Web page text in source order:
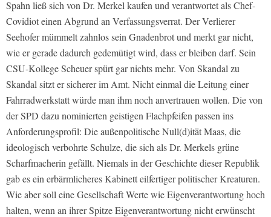
Spahn ließ sich von Dr. Merkel kaufen und verantwortet als Chef-
Covidiot einen Abgrund an Verfassungsverrat. Der Verlierer
Seehofer mümmelt zahnlos sein Gnadenbrot und merkt gar nicht,
wie er gerade dadurch gedemütigt wird, dass er bleiben darf. Sein
CSU-Kollege Scheuer spürt gar nichts mehr. Von Skandal zu
Skandal sitzt er sicherer im Amt. Nicht einmal die Leitung einer
Fahrradwerkstatt würde man ihm noch anvertrauen wollen. Die von
der SPD dazu nominierten geistigen Flachpfeifen passen ins
Anforderungsprofil: Die außenpolitische Null(d)ität Maas, die
ideologisch verbohrte Schulze, die sich als Dr. Merkels grüne
Scharfmacherin gefällt. Niemals in der Geschichte dieser Republik
gab es ein erbärmlicheres Kabinett eilfertiger politischer Kreaturen.
Wie aber soll eine Gesellschaft Werte wie Eigenverantwortung hoch
halten, wenn an ihrer Spitze Eigenverantwortung nicht erwünscht